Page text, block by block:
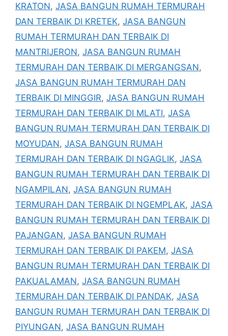
KRATON, JASA BANGUN RUMAH TERMURAH
DAN TERBAIK DI KRETEK, JASA BANGUN
RUMAH TERMURAH DAN TERBAIK DI
MANTRIJERON, JASA BANGUN RUMAH
TERMURAH DAN TERBAIK DI MERGANGSAN,
JASA BANGUN RUMAH TERMURAH DAN
TERBAIK DI MINGGIR, JASA BANGUN RUMAH
TERMURAH DAN TERBAIK DI MLATI, JASA
BANGUN RUMAH TERMURAH DAN TERBAIK DI
MOYUDAN, JASA BANGUN RUMAH
TERMURAH DAN TERBAIK DI NGAGLIK, JASA
BANGUN RUMAH TERMURAH DAN TERBAIK DI
NGAMPILAN, JASA BANGUN RUMAH
TERMURAH DAN TERBAIK DI NGEMPLAK, JASA
BANGUN RUMAH TERMURAH DAN TERBAIK DI
PAJANGAN, JASA BANGUN RUMAH
TERMURAH DAN TERBAIK DI PAKEM, JASA
BANGUN RUMAH TERMURAH DAN TERBAIK DI
PAKUALAMAN, JASA BANGUN RUMAH
TERMURAH DAN TERBAIK DI PANDAK, JASA
BANGUN RUMAH TERMURAH DAN TERBAIK DI
PIYUNGAN, JASA BANGUN RUMAH